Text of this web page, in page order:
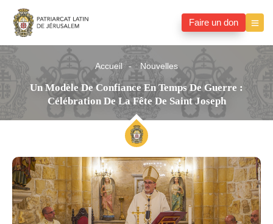
Faire un don
Accueil Nouvelles
Un Modèle De Confiance En Temps De Guerre :
Célébration De La Fête De Saint Joseph